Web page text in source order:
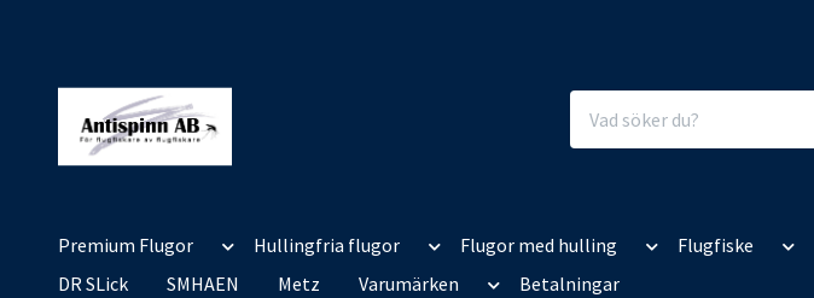
Premium Flugor Hullingfria flugor Flugor med hulling Flugfiske
DR SLick
SMHAEN Metz Varumärken Betalningar